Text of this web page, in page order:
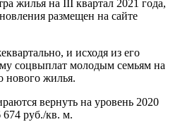
жилья на III квартал 2021 года,
размещен на сайте
и исходя из его
соцвыплат молодым семьям на
нового жилья.
вернуть на уровень 2020
674 руб./кв. м.